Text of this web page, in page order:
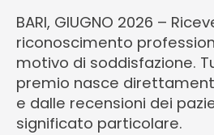
BARI, GIUGNO 2026 –
riconoscimento
motivo di soddisfazione.
premio nasce
e dalle recensioni dei
significato particolare.